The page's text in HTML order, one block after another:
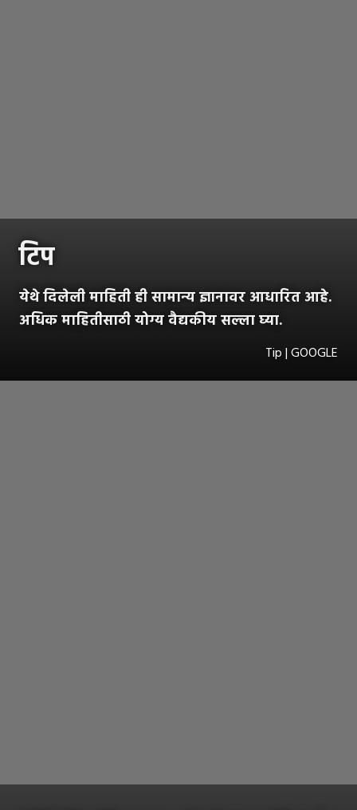
टिप
येथे दिलेली माहिती ही सामान्य ज्ञानावर आधारित आहे.
अधिक माहितीसाठी योग्य वैद्यकीय सल्ला घ्या.
Tip | GOOGLE